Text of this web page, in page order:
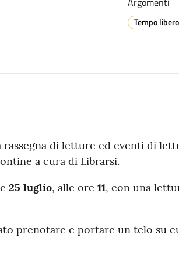
Tempo libero
rassegna di letture ed eventi di
a cura di Librarsi.
25 luglio, alle ore 11, con una
prenotare e portare un telo su